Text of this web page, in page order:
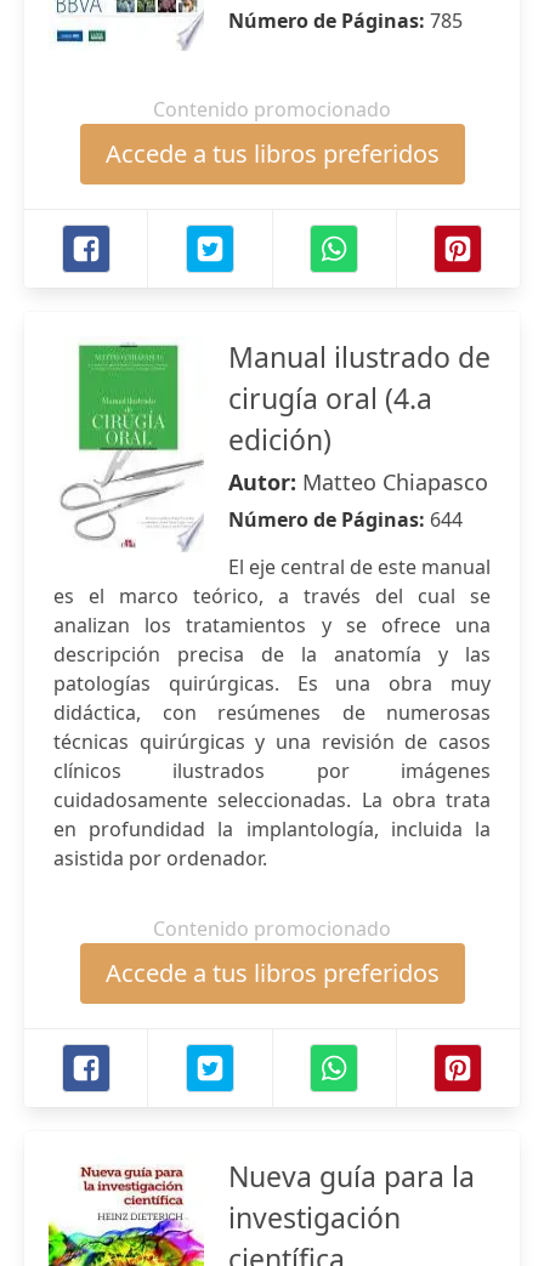
Número de Páginas: 785
Contenido promocionado
Accede a tus libros preferidos
Manual ilustrado de
cirugía oral (4.a
edición)
Autor: Matteo Chiapasco
Número de Páginas: 644
El eje central de este manual
es el marco teórico, a través del cual se
analizan los tratamientos y se ofrece una
descripción precisa de la anatomía y las
patologías quirúrgicas. Es una obra muy
didáctica, con resúmenes de numerosas
técnicas quirúrgicas y una revisión de casos
clínicos ilustrados por imágenes
cuidadosamente seleccionadas. La obra trata
en profundidad la implantología, incluida la
asistida por ordenador.
Contenido promocionado
Accede a tus libros preferidos
Nueva guía para la
investigación